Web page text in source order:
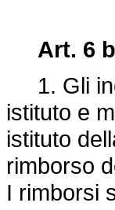
Art. 6
1. Gli
istituto e
istituto
rimborso
I rimborsi